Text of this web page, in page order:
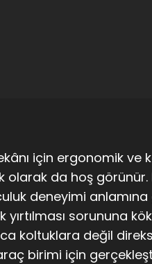
için ergonomik ve
olarak da hoş
deneyimi anlamına
yırtılması sorununa
koltuklara değil
birimi için